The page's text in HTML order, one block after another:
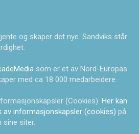
og skaper det nye. Sandviks står
som er et av Nord-Europas
med ca 18 000 medarbeidere.
(Cookies). Her kan
av informasjonskapsler (cookies) på
sine siter.